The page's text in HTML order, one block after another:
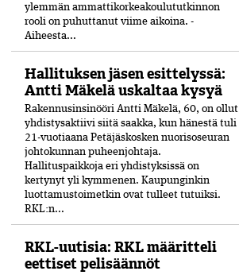
ylemmän ammattikorkeakoulututkinnon
rooli on puhuttanut viime ­aikoina. ­
Aiheesta...
Hallituksen jäsen esittelyssä:
Antti Mäkelä uskaltaa kysyä
Rakennusinsinööri Antti Mäkelä, 60, on ollut
yhdistysaktiivi siitä saakka, kun hänestä tuli
21-vuo­tiaana Petäjäskosken nuoriso­seuran
johtokunnan puheenjohtaja.
Hallituspaikkoja eri yhdistyksissä on
kertynyt yli kymmenen. Kaupunginkin
luottamustoimetkin ovat tulleet tutuiksi.
RKL:n...
RKL-uutisia: RKL määritteli
eettiset pelisäännöt